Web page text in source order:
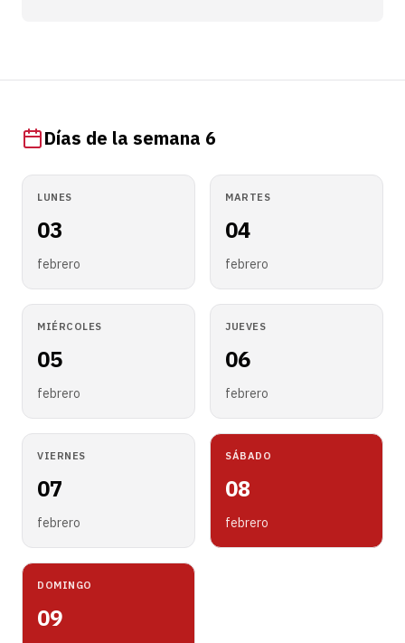
Días de la semana 6
LUNES
03
febrero
MARTES
04
febrero
MIÉRCOLES
05
febrero
JUEVES
06
febrero
VIERNES
07
febrero
SÁBADO
08
febrero
DOMINGO
09